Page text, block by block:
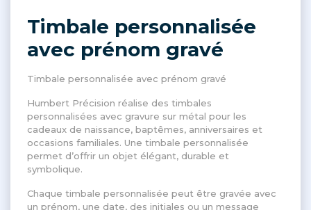
Timbale personnalisée
avec prénom gravé
Timbale personnalisée avec prénom gravé
Humbert Précision réalise des timbales
personnalisées avec gravure sur métal pour les
cadeaux de naissance, baptêmes, anniversaires et
occasions familiales. Une timbale personnalisée
permet d’offrir un objet élégant, durable et
symbolique.
Chaque timbale personnalisée peut être gravée avec
un prénom, une date, des initiales ou un message